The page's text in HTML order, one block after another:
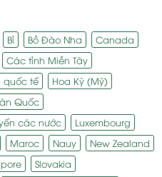
Bỉ Bồ Đào Nha
Canada
Các tỉnh Miền Tây
quốc tế
Hoa Kỳ (Mỹ)
Quốc
các nước
Luxembourg
Maroc Nauy
New Zealand
Slovakia